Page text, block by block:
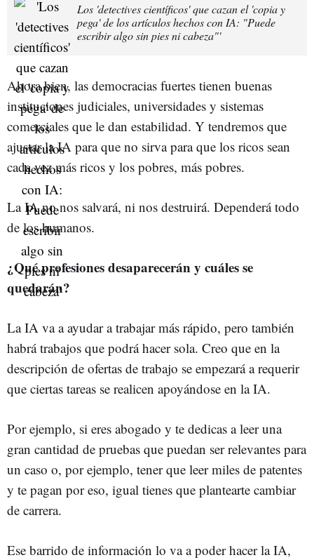
Los 'detectives científicos' que cazan el 'copia y
pega' de los artículos hechos con IA: "Puede
escribir algo sin pies ni cabeza"'
Ahora bien, las democracias fuertes tienen buenas
instituciones judiciales, universidades y sistemas
comerciales que le dan estabilidad. Y tendremos que
ajustar la IA para que no sirva para que los ricos sean
cada vez más ricos y los pobres, más pobres.
La IA no nos salvará, ni nos destruirá. Dependerá todo
de los humanos.
¿Qué profesiones desaparecerán y cuáles se
quedarán?
La IA va a ayudar a trabajar más rápido, pero también
habrá trabajos que podrá hacer sola. Creo que en la
descripción de ofertas de trabajo se empezará a requerir
que ciertas tareas se realicen apoyándose en la IA.
Por ejemplo, si eres abogado y te dedicas a leer una
gran cantidad de pruebas que puedan ser relevantes para
un caso o, por ejemplo, tener que leer miles de patentes
y te pagan por eso, igual tienes que plantearte cambiar
de carrera.
Ese barrido de información lo va a poder hacer la IA,